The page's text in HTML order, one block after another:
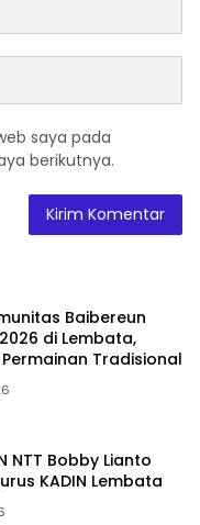
saya pada
berikutnya.
Baibereun
di Lembata,
Tradisional
NTT Bobby Lianto
KADIN Lembata